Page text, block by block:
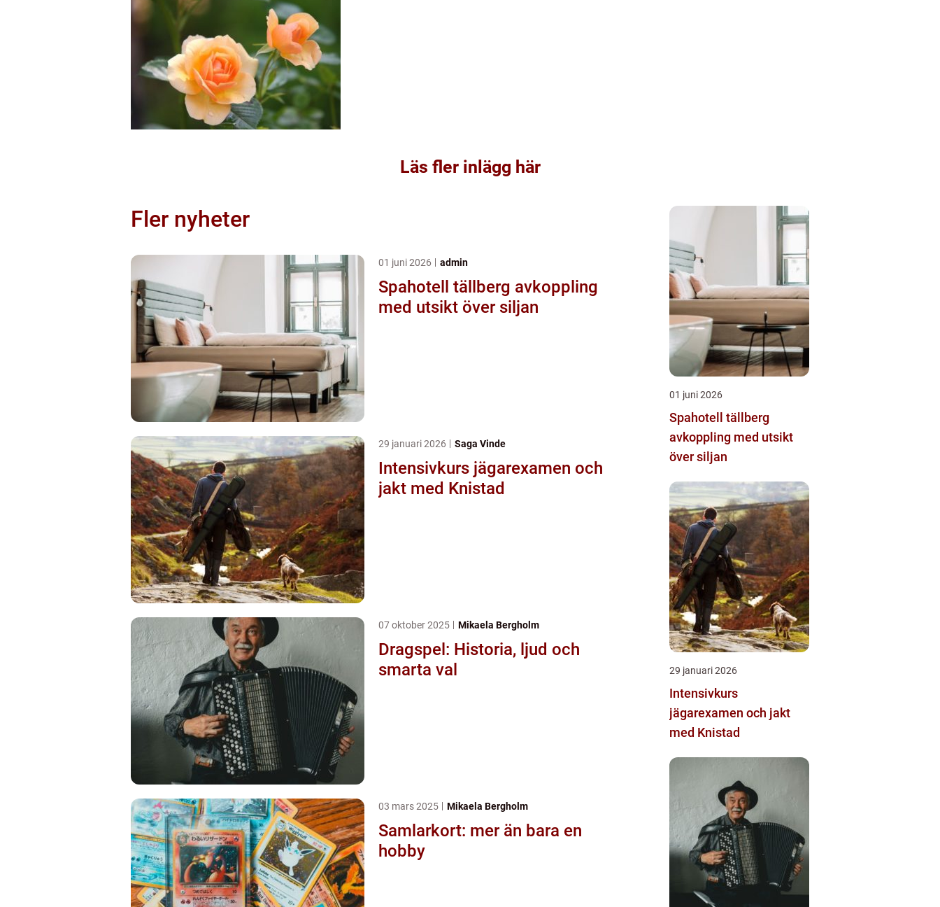
Läs fler inlägg här
Fler nyheter
01 juni 2026 admin
Spahotell tällberg avkoppling
med utsikt över siljan
29 januari 2026 Saga Vinde
Intensivkurs jägarexamen och
jakt med Knistad
07 oktober 2025 Mikaela Bergholm
Dragspel: Historia, ljud och
smarta val
03 mars 2025 Mikaela Bergholm
Samlarkort: mer än bara en
hobby
01 juni 2026
Spahotell tällberg
avkoppling med utsikt
över siljan
29 januari 2026
Intensivkurs
jägarexamen och jakt
med Knistad